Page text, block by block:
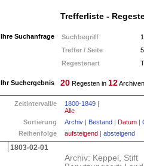
Trefferliste -
Ihre Suchanfrage Suchbegriff
Treffer / Seite
Regestenart
Ihr Suchergebnis 20 Regesten in 12
Zeitintervall/e 1800-1849 |
Alle
Sortierung
Archiv | Bestand | Datum |
Reihenfolge
aufsteigend | absteigend
1803-02-01
Archiv: Keppel, Stift